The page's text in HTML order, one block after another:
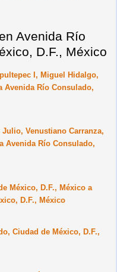
Avenida Río
D.F., México
I, Miguel Hidalgo,
Avenida Río Consulado,
Julio, Venustiano Carranza,
Avenida Río Consulado,
México, D.F., México a
D.F., México
Ciudad de México, D.F.,